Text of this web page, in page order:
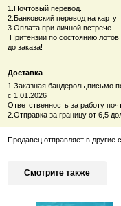
1.Почтовый перевод.
2.Банковский перевод на
3.Оплата при личной встрече.
Притензии по состоянию
до заказа!
Доставка
1.Заказная
с 1.01.2026
Ответственность за работу
2.Отправка за границу от 6,5
Продавец отправляет в другие
Смотрите также